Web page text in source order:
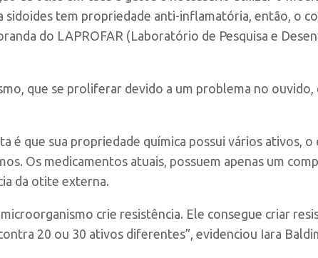
sidoides tem propriedade anti-inflamatória, então, o
do LAPROFAR (Laboratório de Pesquisa e
que se proliferar devido a um problema no ouvido,
é que sua propriedade química possui vários ativos, o
Os medicamentos atuais, possuem apenas um
da otite externa.
crie resistência. Ele consegue criar
20 ou 30 ativos diferentes”, evidenciou Iara